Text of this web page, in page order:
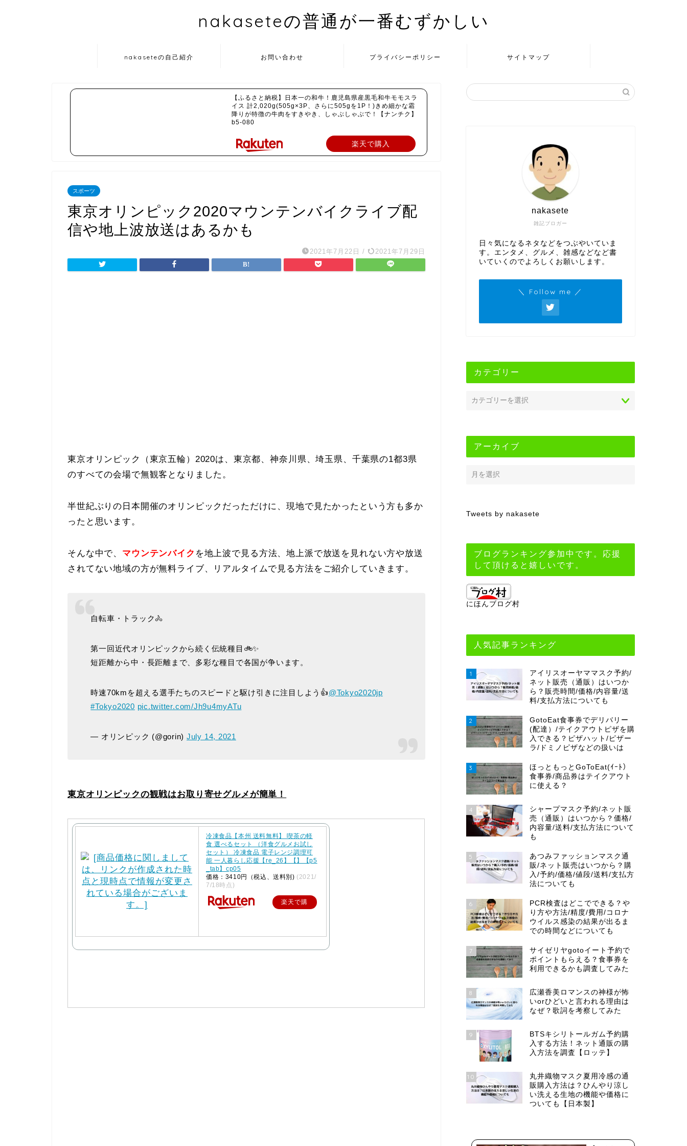
nakaseteの普通が一番むずかしい
nakaseteの自己紹介 お問い合わせ プライバシーポリシー サイトマップ
【ふるさと納税】日本一の和牛！鹿児島県産黒毛和牛モモスラ
イス 計2,020g(505g×3P、さらに505gを1P！)きめ細かな霜
降りが特徴の牛肉をすきやき、しゃぶしゃぶで！【ナンチク】
b5-080
楽天で購入
スポーツ
東京オリンピック2020マウンテンバイクライブ配
信や地上波放送はあるかも
2021年7月22日 / 2021年7月29日
東京オリンピック（東京五輪）2020は、東京都、神奈川県、埼玉県、千葉県の1都3県
のすべての会場で無観客となりました。
半世紀ぶりの日本開催のオリンピックだっただけに、現地で見たかったという方も多か
ったと思います。
そんな中で、 マウンテンバイク を地上波で見る方法、地上派で放送を見れない方や放送
されてない地域の方が無料ライブ、リアルタイムで見る方法をご紹介していきます。
自転車・トラック🚴
第一回近代オリンピックから続く伝統種目🚲✨
短距離から中・長距離まで、多彩な種目で各国が争います。
時速70kmを超える選手たちのスピードと駆け引きに注目しよう👍@Tokyo2020jp
#Tokyo2020 pic.twitter.com/Jh9u4myATu
— オリンピック (@gorin) July 14, 2021
東京オリンピックの観戦はお取り寄せグルメが簡単！
冷凍食品【本州 送料無料】 喫茶の軽
食 選べるセット （洋食グルメお試し
セット） 冷凍食品 電子レンジ調理可
能 一人暮らし応援【re_26】【】【p5
_tab】cp05
価格：3410円（税込、送料別) (2021/
7/18時点)
楽天で購
雑記ブロガー
nakasete
日々気になるネタなどをつぶやいていま
す。エンタメ、グルメ、雑感などなど書
いていくのでよろしくお願いします。
＼ Follow me ／
カテゴリー
アーカイブ
Tweets by nakasete
ブログランキング参加中です。応援
して頂けると嬉しいです。
にほんブログ村
人気記事ランキング
1
アイリスオーヤママスク予約/
ネット販売（通販）はいつか
ら？販売時間/価格/内容量/送
料/支払方法についても
2
GotoEat食事券でデリバリー
(配達）/テイクアウトピザを購
入できる？ピザハット/ピザー
ラ/ドミノピザなどの扱いは
3
ほっともっとGoToEat(ｲｰﾄ）
食事券/商品券はテイクアウト
に使える？
4
シャープマスク予約/ネット販
売（通販）はいつから？価格/
内容量/送料/支払方法について
も
5
あつみファッションマスク通
販/ネット販売はいつから？購
入/予約/価格/値段/送料/支払方
法についても
6
PCR検査はどこでできる？や
り方や方法/精度/費用/コロナ
ウイルス感染の結果が出るま
での時間などについても
7
サイゼリヤgotoイート予約で
ポイントもらえる？食事券を
利用できるかも調査してみた
8
広瀬香美ロマンスの神様が怖
いorひどいと言われる理由は
なぜ？歌詞を考察してみた
9
BTSキシリトールガム予約購
入する方法！ネット通販の購
入方法を調査【ロッテ】
10
丸井織物マスク夏用冷感の通
販購入方法は？ひんやり涼し
い洗える生地の機能や価格に
ついても【日本製】